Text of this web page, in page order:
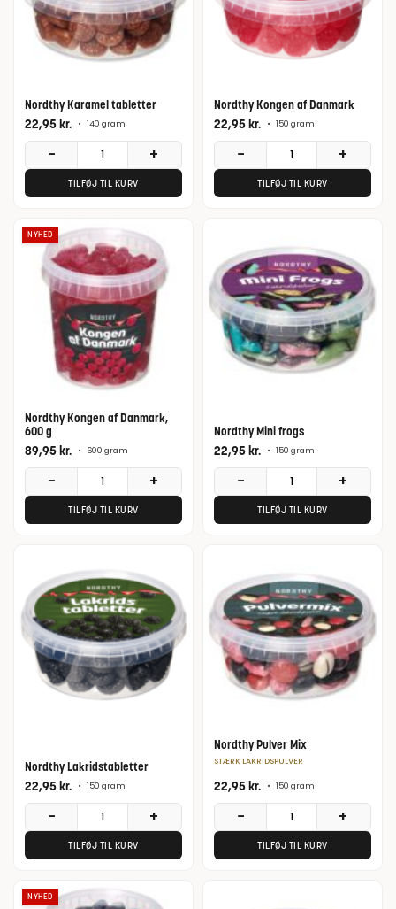
Nordthy Karamel tabletter
22,95kr. • 140 gram
− +
TILFØJ TIL KURV
Nordthy Kongen af Danmark
22,95kr. • 150 gram
− +
TILFØJ TIL KURV
NYHED
Nordthy Kongen af Danmark,
600 g
89,95kr. • 600 gram
− +
TILFØJ TIL KURV
Nordthy Mini frogs
22,95kr. • 150 gram
− +
TILFØJ TIL KURV
Nordthy Lakridstabletter
22,95kr. • 150 gram
− +
TILFØJ TIL KURV
Nordthy Pulver Mix
STÆRK LAKRIDSPULVER
22,95kr. • 150 gram
− +
TILFØJ TIL KURV
NYHED